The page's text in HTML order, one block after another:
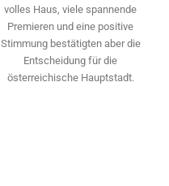
volles Haus, viele spannende
Premieren und eine positive
Stimmung bestätigten aber die
Entscheidung für die
österreichische Hauptstadt.